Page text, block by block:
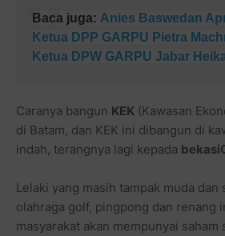
Baca juga: Anies Baswedan
Ketua DPP GARPU Pietra
Ketua DPW GARPU Jabar
Caranya bangun KEK (Kawasan
di Batam, dan KEK ini dibangun di
indah, terangnya lagi kepada
Lelaki yang masih tampak muda dan
olahraga golf, pingpong dan renang
masyarakat akan mempunyai saham